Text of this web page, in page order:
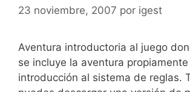
23 noviembre, 2007 por igest
Aventura introductoria al juego
se incluye la aventura
introducción al sistema de reglas.